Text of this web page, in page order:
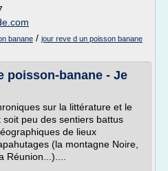
banane / jour reve d un poisson banane
poisson-banane - Je
sur la littérature et le
peu des sentiers battus
de lieux
(la montagne Noire,
Réunion...)....